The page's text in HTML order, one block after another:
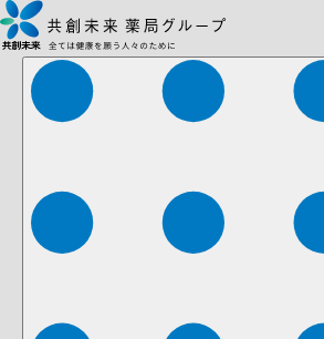
株式会社ファーマみらい 株式会社スト